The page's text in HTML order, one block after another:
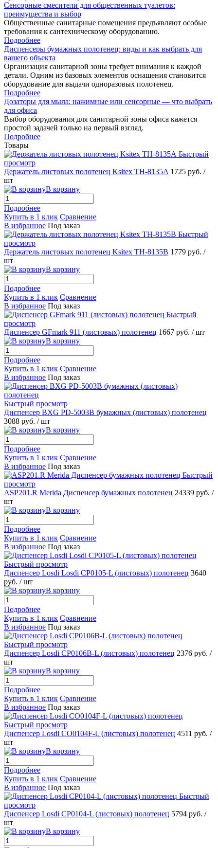
Сенсорные смесители для общественных туалетов:
преимущества и выбор
Общественные санитарные помещения предъявляют особые
требования к сантехническому оборудованию.
Подробнее
Диспенсеры бумажных полотенец: виды и как выбрать для
вашего объекта
Организация санитарной зоны требует внимания к каждой
детали. Одним из базовых элементов оснащения становится
оборудование для выдачи одноразовых полотенец.
Подробнее
Дозаторы для мыла: нажимные или сенсорные — что выбрать
для офиса
Выбор оборудования для санитарной зоны офиса кажется
простой задачей только на первый взгляд.
Подробнее
Товары
Быстрый
просмотр
Держатель листовых полотенец Ksitex TH-8135A 1725 руб. /
шт
В корзину
Подробнее
Купить в 1 клик Сравнение
В избранное Под заказ
Быстрый
просмотр
Держатель листовых полотенец Ksitex TH-8135B 1779 руб. /
шт
В корзину
Подробнее
Купить в 1 клик Сравнение
В избранное Под заказ
Быстрый
просмотр
Диспенсер GFmark 911 (листовых) полотенец 1667 руб. / шт
В корзину
Подробнее
Купить в 1 клик Сравнение
В избранное Под заказ
Быстрый просмотр
Диспенсер BXG PD-5003B бумажных (листовых) полотенец
3088 руб. / шт
В корзину
Подробнее
Купить в 1 клик Сравнение
В избранное Под заказ
Быстрый
просмотр
ASP201.R Merida Диспенсер бумажных полотенец 24339 руб. /
шт
В корзину
Подробнее
Купить в 1 клик Сравнение
В избранное Под заказ
Быстрый просмотр
Диспенсер Losdi Losdi CP0105-L (листовых) полотенец 3640
руб. / шт
В корзину
Подробнее
Купить в 1 клик Сравнение
В избранное Под заказ
Быстрый просмотр
Диспенсер Losdi CP0106B-L (листовых) полотенец 2376 руб. /
шт
В корзину
Подробнее
Купить в 1 клик Сравнение
В избранное Под заказ
Быстрый просмотр
Диспенсер Losdi CO0104F-L (листовых) полотенец 4511 руб. /
шт
В корзину
Подробнее
Купить в 1 клик Сравнение
В избранное Под заказ
Быстрый
просмотр
Диспенсер Losdi CP0104-L (листовых) полотенец 5794 руб. /
шт
В корзину